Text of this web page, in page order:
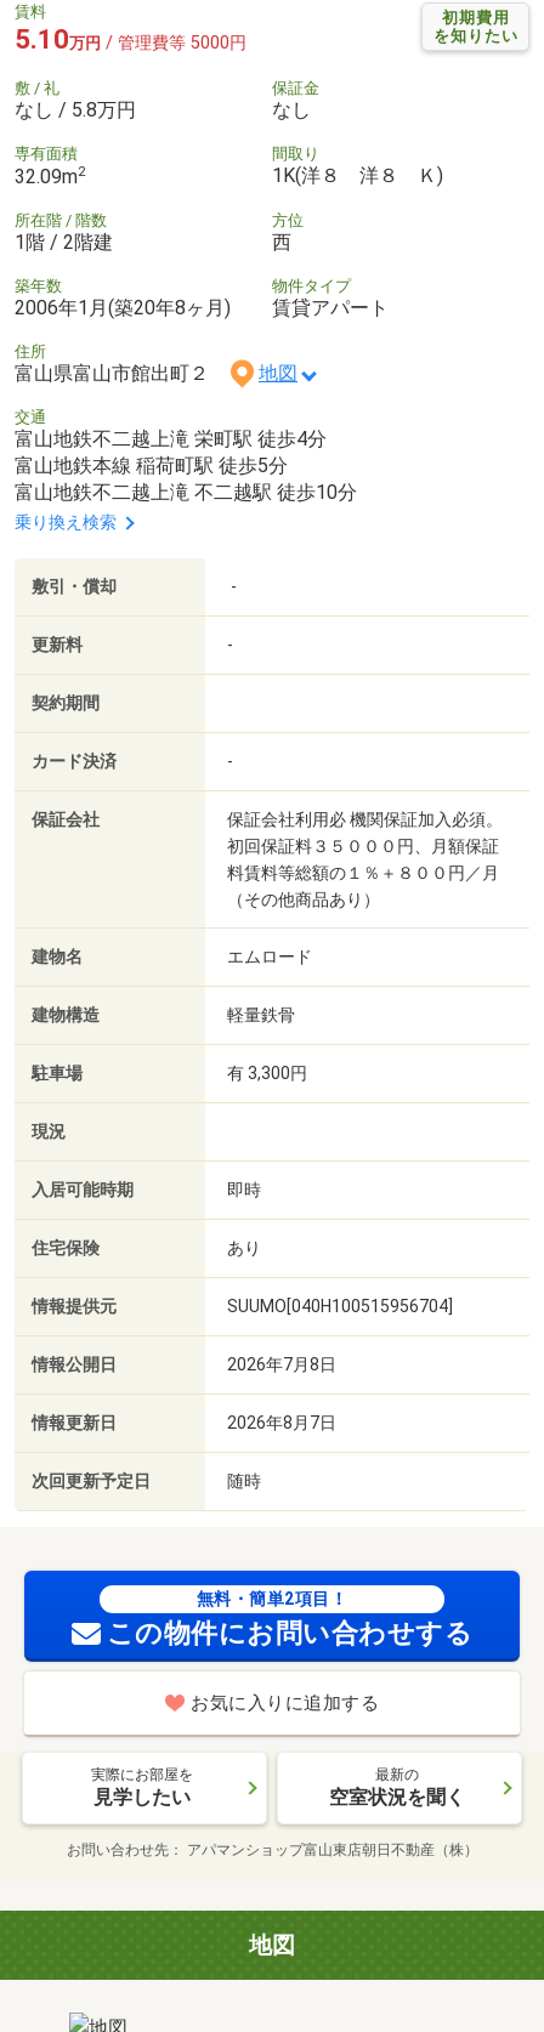
初期費用
を知りたい
賃料
5.10万円 / 管理費等 5000円
敷 / 礼
なし / 5.8万円
保証金
なし
専有面積
32.09m2
間取り
1K(洋８ 洋８ Ｋ)
所在階 / 階数
1階 / 2階建
方位
西
築年数
2006年1月(築20年8ヶ月)
物件タイプ
賃貸アパート
住所
富山県富山市館出町２ 地図
交通
富山地鉄不二越上滝 栄町駅 徒歩4分
富山地鉄本線 稲荷町駅 徒歩5分
富山地鉄不二越上滝 不二越駅 徒歩10分
乗り換え検索
敷引・償却 -
更新料 -
契約期間
カード決済 -
保証会社
保証会社利用必 機関保証加入必須。
初回保証料３５０００円、月額保証
料賃料等総額の１％＋８００円／月
（その他商品あり）
建物名 エムロード
建物構造 軽量鉄骨
駐車場 有 3,300円
現況
入居可能時期 即時
住宅保険 あり
情報提供元 SUUMO[040H100515956704]
情報公開日 2026年7月8日
情報更新日 2026年8月7日
次回更新予定日 随時
無料・簡単2項目！
この物件にお問い合わせする
お気に入りに追加する
実際にお部屋を
見学したい
最新の
空室状況を聞く
お問い合わせ先 アパマンショップ富山東店朝日不動産（株）
地図